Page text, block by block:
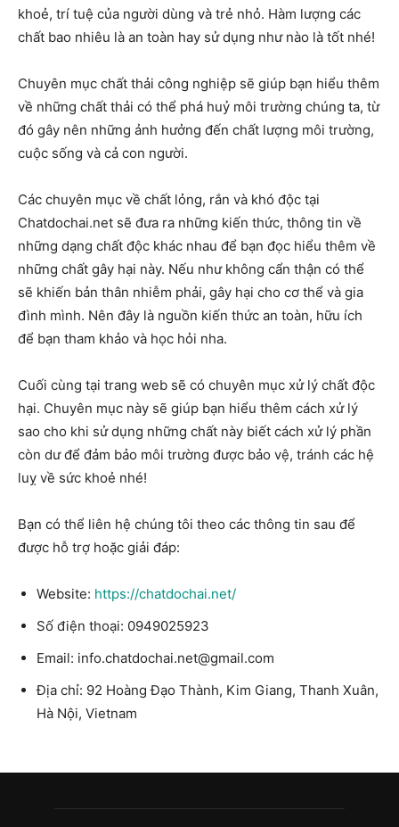
khoẻ, trí tuệ của người dùng và trẻ nhỏ. Hàm lượng các
chất bao nhiêu là an toàn hay sử dụng như nào là tốt nhé!
Chuyên mục chất thải công nghiệp sẽ giúp bạn hiểu thêm
về những chất thải có thể phá huỷ môi trường chúng ta, từ
đó gây nên những ảnh hưởng đến chất lượng môi trường,
cuộc sống và cả con người.
Các chuyên mục về chất lỏng, rắn và khó độc tại
Chatdochai.net sẽ đưa ra những kiến thức, thông tin về
những dạng chất độc khác nhau để bạn đọc hiểu thêm về
những chất gây hại này. Nếu như không cẩn thận có thể
sẽ khiến bản thân nhiễm phải, gây hại cho cơ thể và gia
đình mình. Nên đây là nguồn kiến thức an toàn, hữu ích
để bạn tham khảo và học hỏi nha.
Cuối cùng tại trang web sẽ có chuyên mục xử lý chất độc
hại. Chuyên mục này sẽ giúp bạn hiểu thêm cách xử lý
sao cho khi sử dụng những chất này biết cách xử lý phần
còn dư để đảm bảo môi trường được bảo vệ, tránh các hệ
luỵ về sức khoẻ nhé!
Bạn có thể liên hệ chúng tôi theo các thông tin sau để
được hỗ trợ hoặc giải đáp:
Website: https://chatdochai.net/
Số điện thoại: 0949025923
Email: info.chatdochai.net@gmail.com
Địa chỉ: 92 Hoàng Đạo Thành, Kim Giang, Thanh Xuân,
Hà Nội, Vietnam